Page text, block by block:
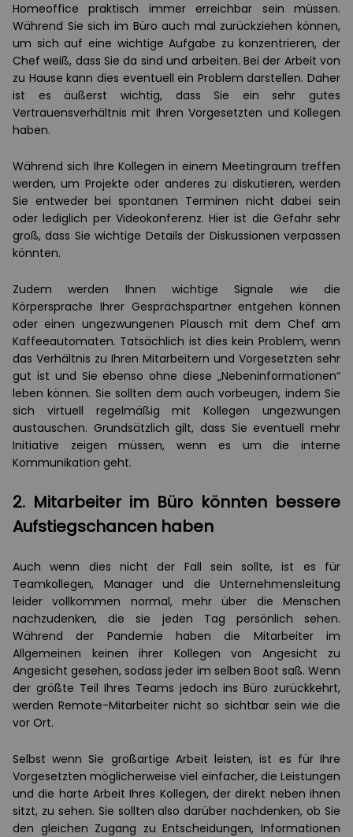
Homeoffice praktisch immer erreichbar sein müssen.
Während Sie sich im Büro auch mal zurückziehen können,
um sich auf eine wichtige Aufgabe zu konzentrieren, der
Chef weiß, dass Sie da sind und arbeiten. Bei der Arbeit von
zu Hause kann dies eventuell ein Problem darstellen. Daher
ist es äußerst wichtig, dass Sie ein sehr gutes
Vertrauensverhältnis mit Ihren Vorgesetzten und Kollegen
haben.
Während sich Ihre Kollegen in einem Meetingraum treffen
werden, um Projekte oder anderes zu diskutieren, werden
Sie entweder bei spontanen Terminen nicht dabei sein
oder lediglich per Videokonferenz. Hier ist die Gefahr sehr
groß, dass Sie wichtige Details der Diskussionen verpassen
könnten.
Zudem werden Ihnen wichtige Signale wie die
Körpersprache Ihrer Gesprächspartner entgehen können
oder einen ungezwungenen Plausch mit dem Chef am
Kaffeeautomaten. Tatsächlich ist dies kein Problem, wenn
das Verhältnis zu Ihren Mitarbeitern und Vorgesetzten sehr
gut ist und Sie ebenso ohne diese „Nebeninformationen“
leben können. Sie sollten dem auch vorbeugen, indem Sie
sich virtuell regelmäßig mit Kollegen ungezwungen
austauschen. Grundsätzlich gilt, dass Sie eventuell mehr
Initiative zeigen müssen, wenn es um die interne
Kommunikation geht.
2. Mitarbeiter im Büro könnten bessere
Aufstiegschancen haben
Auch wenn dies nicht der Fall sein sollte, ist es für
Teamkollegen, Manager und die Unternehmensleitung
leider vollkommen normal, mehr über die Menschen
nachzudenken, die sie jeden Tag persönlich sehen.
Während der Pandemie haben die Mitarbeiter im
Allgemeinen keinen ihrer Kollegen von Angesicht zu
Angesicht gesehen, sodass jeder im selben Boot saß. Wenn
der größte Teil Ihres Teams jedoch ins Büro zurückkehrt,
werden Remote-Mitarbeiter nicht so sichtbar sein wie die
vor Ort.
Selbst wenn Sie großartige Arbeit leisten, ist es für Ihre
Vorgesetzten möglicherweise viel einfacher, die Leistungen
und die harte Arbeit Ihres Kollegen, der direkt neben ihnen
sitzt, zu sehen. Sie sollten also darüber nachdenken, ob Sie
den gleichen Zugang zu Entscheidungen, Informationen